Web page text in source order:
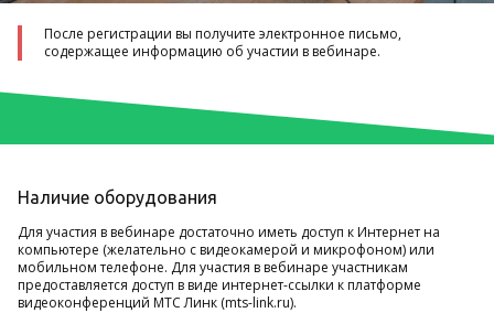
После регистрации вы получите электронное письмо,
содержащее информацию об участии в вебинаре.
Наличие оборудования
Для участия в вебинаре достаточно иметь доступ к Интернет на
компьютере (желательно с видеокамерой и микрофоном) или
мобильном телефоне. Для участия в вебинаре участникам
предоставляется доступ в виде интернет-ссылки к платформе
видеоконференций МТС Линк (mts-link.ru).